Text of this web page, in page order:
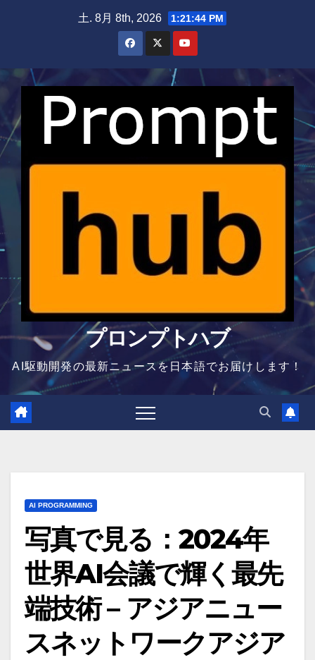
土. 8月 8th, 2026 1:21:45 PM
プロンプトハブ
AI駆動開発の最新ニュースを日本語でお届けします！
AI PROGRAMMING
写真で見る：2024年
世界AI会議で輝く最先
端技術 – アジアニュー
スネットワークアジア